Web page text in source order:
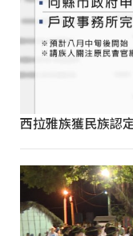
西拉雅族獲民族認